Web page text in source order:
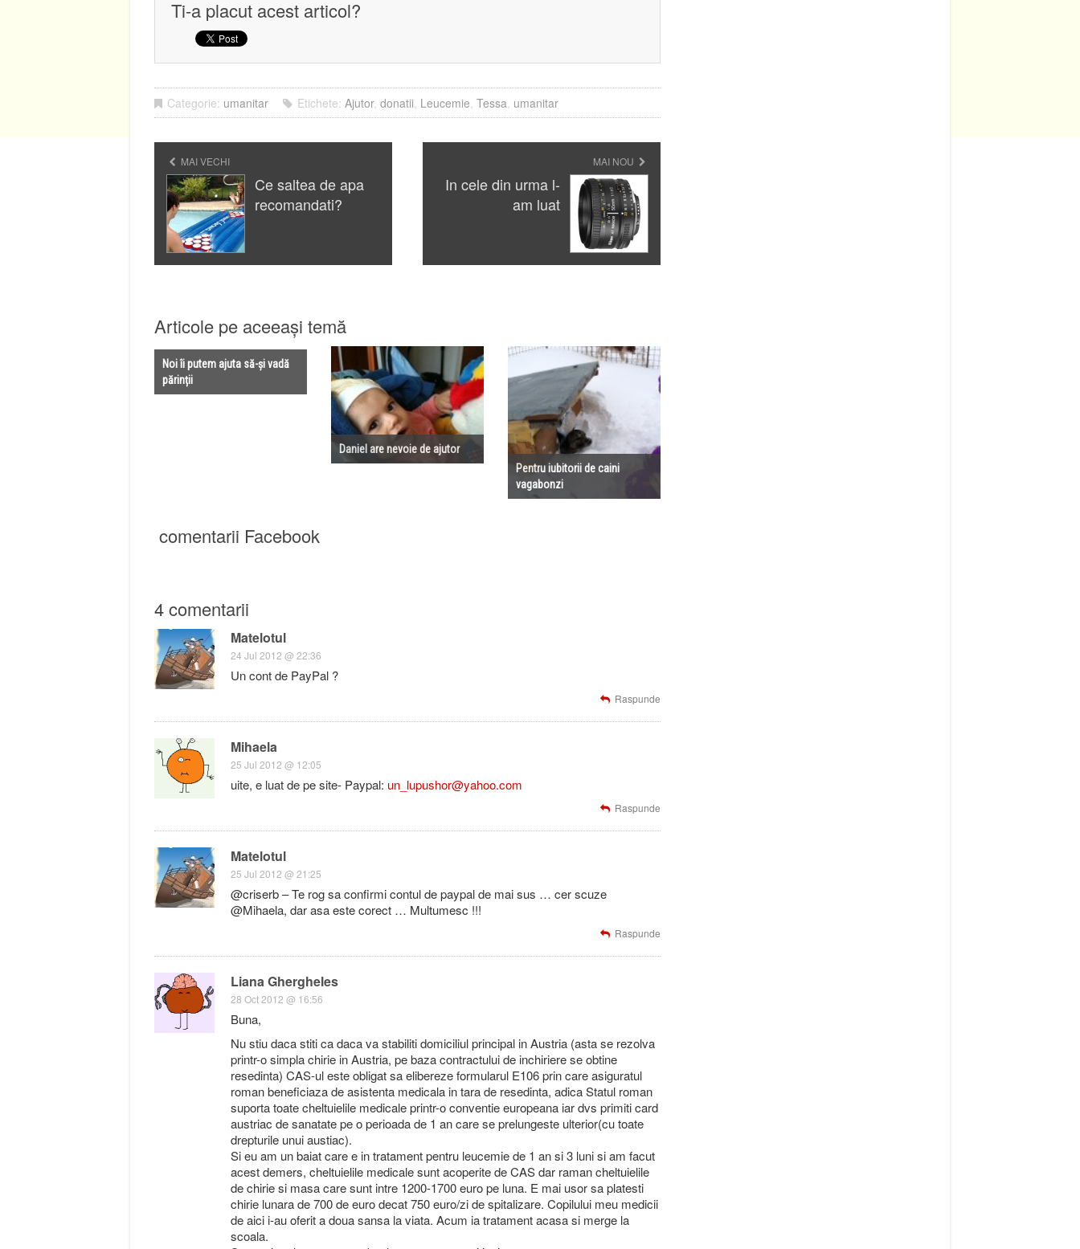
Ti-a placut acest articol?
Categorie: umanitar Etichete: Ajutor, donatii, Leucemie, Tessa, umanitar
MAI VECHI
Ce saltea de apa
recomandati?
MAI NOU
In cele din urma l-
am luat
Articole pe aceeași temă
Noi îi putem ajuta să-și vadă
părinții
Daniel are nevoie de ajutor
Pentru iubitorii de caini
vagabonzi
comentarii Facebook
4 comentarii
Matelotul
24 Jul 2012 @ 22:36
Un cont de PayPal ?
Raspunde
Mihaela
25 Jul 2012 @ 12:05
uite, e luat de pe site- Paypal: un_lupushor@yahoo.com
Raspunde
Matelotul
25 Jul 2012 @ 21:25
@criserb – Te rog sa confirmi contul de paypal de mai sus … cer scuze
@Mihaela, dar asa este corect … Multumesc !!!
Raspunde
Liana Ghergheles
28 Oct 2012 @ 16:56
Buna,
Nu stiu daca stiti ca daca va stabiliti domiciliul principal in Austria (asta se rezolva
printr-o simpla chirie in Austria, pe baza contractului de inchiriere se obtine
resedinta) CAS-ul este obligat sa elibereze formularul E106 prin care asiguratul
roman beneficiaza de asistenta medicala in tara de resedinta, adica Statul roman
suporta toate cheltuielile medicale printr-o conventie europeana iar dvs primiti card
austriac de sanatate pe o perioada de 1 an care se prelungeste ulterior(cu toate
drepturile unui austiac).
Si eu am un baiat care e in tratament pentru leucemie de 1 an si 3 luni si am facut
acest demers, cheltuielile medicale sunt acoperite de CAS dar raman cheltuielile
de chirie si masa care sunt intre 1200-1700 euro pe luna. E mai usor sa platesti
chirie lunara de 700 de euro decat 750 euro/zi de spitalizare. Copilului meu medicii
de aici i-au oferit a doua sansa la viata. Acum ia tratament acasa si merge la
scoala.